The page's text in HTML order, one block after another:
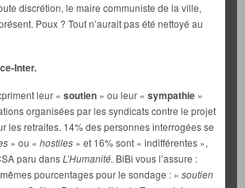
discrétion, le maire communiste de la ville,
Poux ? Tout n’aurait pas été nettoyé au
Inter.
leur « soutien » ou leur « sympathie »
organisées par les syndicats contre le projet
les retraites. 14% des personnes interrogées se
» ou « hostiles » et 16% sont « indifférentes »,
paru dansL’Humanité. BiBi vous l’assure :
pourcentages pour le sondage : « soutien